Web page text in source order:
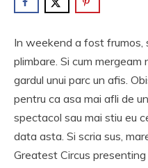
In weekend a fost frumos,
plimbare. Si cum mergeam
gardul unui parc un afis.
pentru ca asa mai afli de
spectacol sau mai stiu eu
data asta. Si scria sus,
Greatest Circus